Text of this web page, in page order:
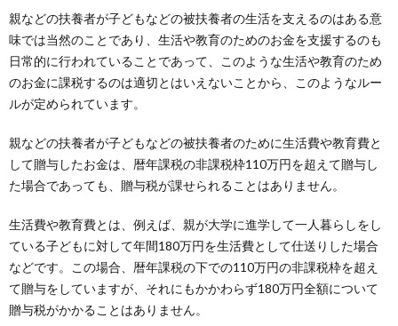
親などの扶養者が子どもなどの被扶養者の生活を支えるのはある意
味では当然のことであり、生活や教育のためのお金を支援するのも
日常的に行われていることであって、このような生活や教育のため
のお金に課税するのは適切とはいえないことから、このようなルー
ルが定められています。
親などの扶養者が子どもなどの被扶養者のために生活費や教育費と
して贈与したお金は、暦年課税の非課税枠110万円を超えて贈与し
た場合であっても、贈与税が課せられることはありません。
生活費や教育費とは、例えば、親が大学に進学して一人暮らしをし
ている子どもに対して年間180万円を生活費として仕送りした場合
などです。この場合、暦年課税の下での110万円の非課税枠を超え
て贈与をしていますが、それにもかかわらず180万円全額について
贈与税がかかることはありません。